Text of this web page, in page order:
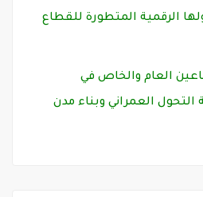
الرقمية المتطورة للقطاع
العام والخاص في
العمراني وبناء مدن